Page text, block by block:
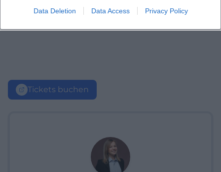
Data Deletion Data Access Privacy Policy
Tickets buchen